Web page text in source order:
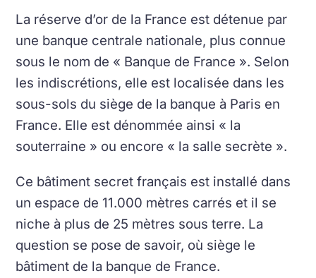
La réserve d’or de la France est détenue par
une banque centrale nationale, plus connue
sous le nom de « Banque de France ». Selon
les indiscrétions, elle est localisée dans les
sous-sols du siège de la banque à Paris en
France. Elle est dénommée ainsi « la
souterraine » ou encore « la salle secrète ».
Ce bâtiment secret français est installé dans
un espace de 11.000 mètres carrés et il se
niche à plus de 25 mètres sous terre. La
question se pose de savoir, où siège le
bâtiment de la banque de France.